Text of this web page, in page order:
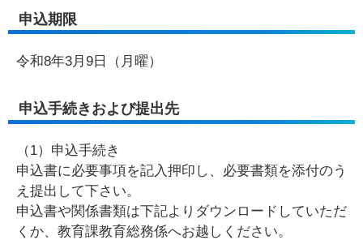
申込期限
令和8年3月9日（月曜）
申込手続きおよび提出先
（1）申込手続き
申込書に必要事項を記入押印し、必要書類を添付のう
え提出して下さい。
申込書や関係書類は下記よりダウンロードしていただ
くか、教育課教育総務係へお越しください。